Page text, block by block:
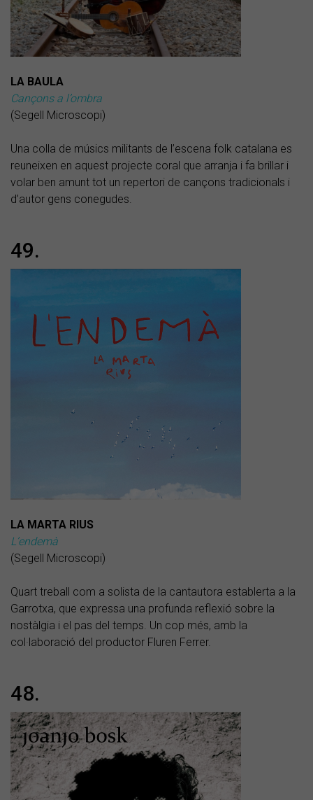
LA BAULA
Cançons a l’ombra
(Segell Microscopi)
Una colla de músics militants de l’escena folk catalana es
reuneixen en aquest projecte coral que arranja i fa brillar i
volar ben amunt tot un repertori de cançons tradicionals i
d’autor gens conegudes.
49.
LA MARTA RIUS
L’endemà
(Segell Microscopi)
Quart treball com a solista de la cantautora establerta a la
Garrotxa, que expressa una profunda reflexió sobre la
nostàlgia i el pas del temps. Un cop més, amb la
col·laboració del productor Fluren Ferrer.
48.